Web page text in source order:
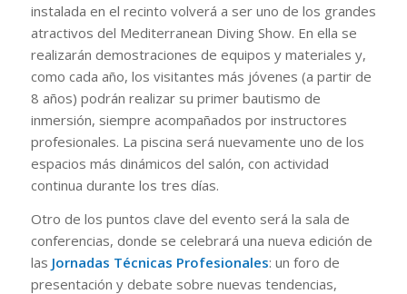
instalada en el recinto volverá a ser uno de los grandes
atractivos del Mediterranean Diving Show. En ella se
realizarán demostraciones de equipos y materiales y,
como cada año, los visitantes más jóvenes (a partir de
8 años) podrán realizar su primer bautismo de
inmersión, siempre acompañados por instructores
profesionales. La piscina será nuevamente uno de los
espacios más dinámicos del salón, con actividad
continua durante los tres días.
Otro de los puntos clave del evento será la sala de
conferencias, donde se celebrará una nueva edición de
las Jornadas Técnicas Profesionales: un foro de
presentación y debate sobre nuevas tendencias,